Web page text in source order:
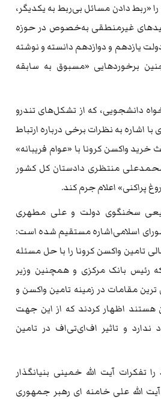
«ربط دادن مسائل بی‌ربط به یکدیگر،
غیرمنطقی به‌خصوص در حوزه
یازدهم و دوازدهم دانسته و نوشته
برخوردهایی «مسبوق به سابقه
دانشجویی، که از تشکل‌های تندرو
با اشاره به نظرات برخی درباره ارتباط
واکسن کرونا با «عوام فریبانه»
منتظری دادستان کل کشور
پراکنی» اعلام جرم کند.
سخنگوی دولت و علی مطهری
اسلامی‌اشاره مستقیم شده است:
تامین واکسن کرونا را با حل مسئله
رئیس بانک مرکزی و همچنین وزیر
مقامات در زمینه تامین واکسن و
هستند اظهار کردند که از این جهت
ندارد و تاثیر اف‌ای‌تی‌اف در تامین
تفکرات آیت الله خمینی بنیانگذار
الله علی خامنه ای رهبر جمهوری